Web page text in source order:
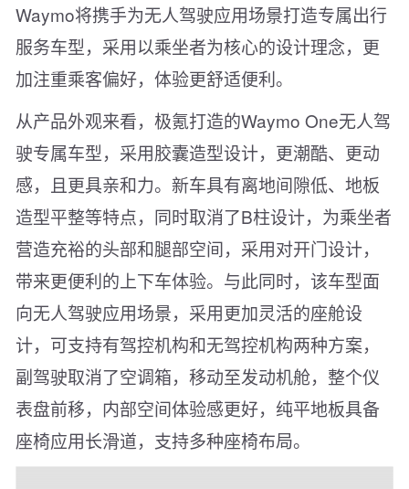
Waymo将携手为无人驾驶应用场景打造专属出行
服务车型，采用以乘坐者为核心的设计理念，更
加注重乘客偏好，体验更舒适便利。
从产品外观来看，极氪打造的Waymo One无人驾
驶专属车型，采用胶囊造型设计，更潮酷、更动
感，且更具亲和力。新车具有离地间隙低、地板
造型平整等特点，同时取消了B柱设计，为乘坐者
营造充裕的头部和腿部空间，采用对开门设计，
带来更便利的上下车体验。与此同时，该车型面
向无人驾驶应用场景，采用更加灵活的座舱设
计，可支持有驾控机构和无驾控机构两种方案，
副驾驶取消了空调箱，移动至发动机舱，整个仪
表盘前移，内部空间体验感更好，纯平地板具备
座椅应用长滑道，支持多种座椅布局。